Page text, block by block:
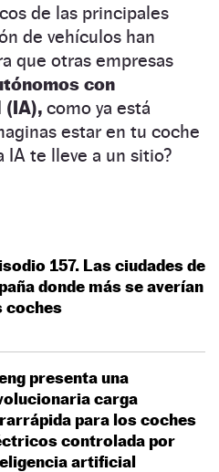
de las principales
de vehículos han
que otras empresas
con
como ya está
estar en tu coche
IA te lleve a un sitio?
157. Las ciudades de
donde más se averían
coches
presenta una
carga
para los coches
controlada por
artificial